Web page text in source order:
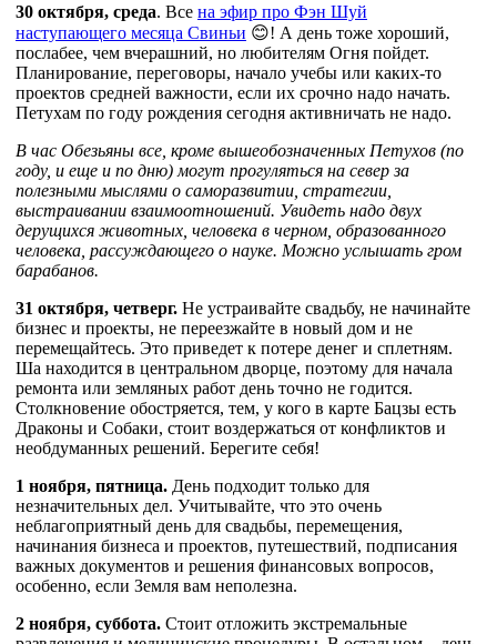
30 октября, среда. Все на эфир про Фэн Шуй
наступающего месяца Свиньи 😊! А день тоже хороший,
послабее, чем вчерашний, но любителям Огня пойдет.
Планирование, переговоры, начало учебы или каких-то
проектов средней важности, если их срочно надо начать.
Петухам по году рождения сегодня активничать не надо.
В час Обезьяны все, кроме вышеобозначенных Петухов (по
году, и еще и по дню) могут прогуляться на север за
полезными мыслями о саморазвитии, стратегии,
выстраивании взаимоотношений. Увидеть надо двух
дерущихся животных, человека в черном, образованного
человека, рассуждающего о науке. Можно услышать гром
барабанов.
31 октября, четверг. Не устраивайте свадьбу, не начинайте
бизнес и проекты, не переезжайте в новый дом и не
перемещайтесь. Это приведет к потере денег и сплетням.
Ша находится в центральном дворце, поэтому для начала
ремонта или земляных работ день точно не годится.
Столкновение обостряется, тем, у кого в карте Бацзы есть
Драконы и Собаки, стоит воздержаться от конфликтов и
необдуманных решений. Берегите себя!
1 ноября, пятница. День подходит только для
незначительных дел. Учитывайте, что это очень
неблагоприятный день для свадьбы, перемещения,
начинания бизнеса и проектов, путешествий, подписания
важных документов и решения финансовых вопросов,
особенно, если Земля вам неполезна.
2 ноября, суббота. Стоит отложить экстремальные